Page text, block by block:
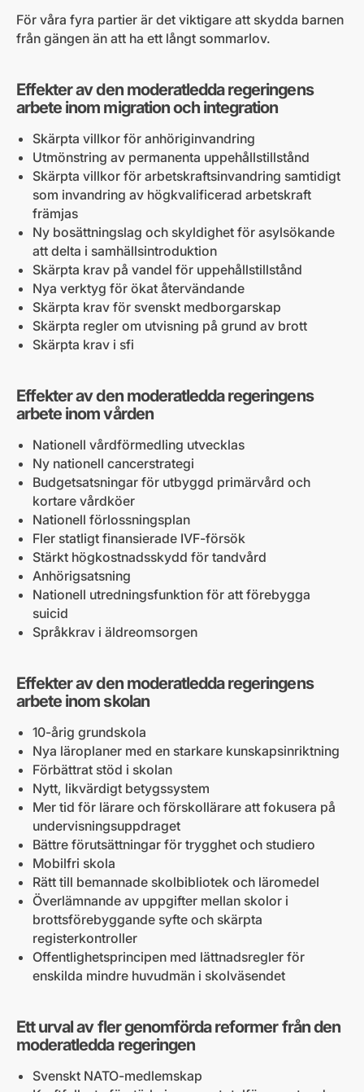
För våra fyra partier är det viktigare att skydda barnen
från gängen än att ha ett långt sommarlov.
Effekter av den moderatledda regeringens
arbete inom migration och integration
Skärpta villkor för anhöriginvandring
Utmönstring av permanenta uppehållstillstånd
Skärpta villkor för arbetskraftsinvandring samtidigt
som invandring av högkvalificerad arbetskraft
främjas
Ny bosättningslag och skyldighet för asylsökande
att delta i samhällsintroduktion
Skärpta krav på vandel för uppehållstillstånd
Nya verktyg för ökat återvändande
Skärpta krav för svenskt medborgarskap
Skärpta regler om utvisning på grund av brott
Skärpta krav i sfi
Effekter av den moderatledda regeringens
arbete inom vården
Nationell vårdförmedling utvecklas
Ny nationell cancerstrategi
Budgetsatsningar för utbyggd primärvård och
kortare vårdköer
Nationell förlossningsplan
Fler statligt finansierade IVF-försök
Stärkt högkostnadsskydd för tandvård
Anhörigsatsning
Nationell utredningsfunktion för att förebygga
suicid
Språkkrav i äldreomsorgen
Effekter av den moderatledda regeringens
arbete inom skolan
10-årig grundskola
Nya läroplaner med en starkare kunskapsinriktning
Förbättrat stöd i skolan
Nytt, likvärdigt betygssystem
Mer tid för lärare och förskollärare att fokusera på
undervisningsuppdraget
Bättre förutsättningar för trygghet och studiero
Mobilfri skola
Rätt till bemannade skolbibliotek och läromedel
Överlämnande av uppgifter mellan skolor i
brottsförebyggande syfte och skärpta
registerkontroller
Offentlighetsprincipen med lättnadsregler för
enskilda mindre huvudmän i skolväsendet
Ett urval av fler genomförda reformer från den
moderatledda regeringen
Svenskt NATO-medlemskap